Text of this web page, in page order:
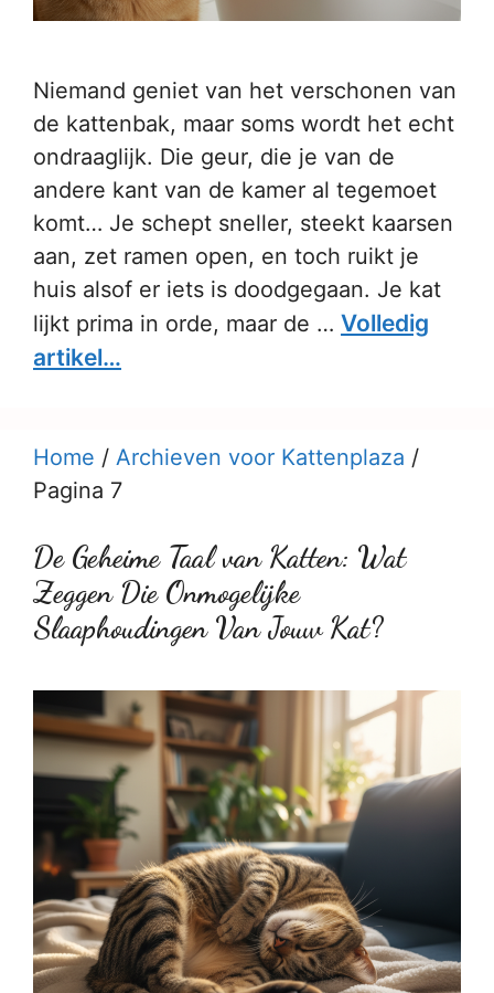
Niemand geniet van het verschonen van
de kattenbak, maar soms wordt het echt
ondraaglijk. Die geur, die je van de
andere kant van de kamer al tegemoet
komt… Je schept sneller, steekt kaarsen
aan, zet ramen open, en toch ruikt je
huis alsof er iets is doodgegaan. Je kat
lijkt prima in orde, maar de … Volledig
artikel…
Home / Archieven voor Kattenplaza /
Pagina 7
De Geheime Taal van Katten: Wat
Zeggen Die Onmogelijke
Slaaphoudingen Van Jouw Kat?